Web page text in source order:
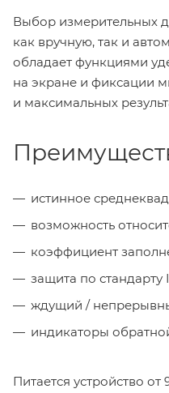
Выбор измерительных
как вручную, так и
обладает функциями
на экране и фиксации
и максимальных
истинное
возможность
коэффициент
защита по стандарту
ждущий /
индикаторы
Питается устройство